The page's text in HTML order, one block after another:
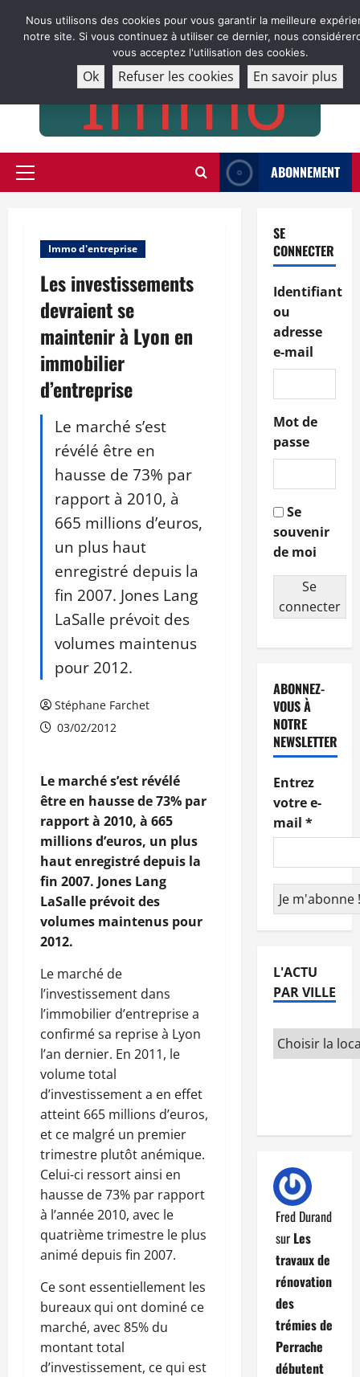
Menu
ABONNEMENT
Immo d'entreprise
Les investissements
devraient se
maintenir à Lyon en
immobilier
d’entreprise
Le marché s’est
révélé être en
hausse de 73% par
rapport à 2010, à
665 millions d’euros,
un plus haut
enregistré depuis la
fin 2007. Jones Lang
LaSalle prévoit des
volumes maintenus
pour 2012.
Stéphane Farchet
03/02/2012
Le marché s’est révélé
être en hausse de 73% par
rapport à 2010, à 665
millions d’euros, un plus
haut enregistré depuis la
fin 2007. Jones Lang
LaSalle prévoit des
volumes maintenus pour
2012.
Le marché de
l’investissement dans
l’immobilier d’entreprise a
confirmé sa reprise à Lyon
l’an dernier. En 2011, le
volume total
d’investissement a en effet
atteint 665 millions d’euros,
et ce malgré un premier
trimestre plutôt anémique.
Celui-ci ressort ainsi en
hausse de 73% par rapport
à l’année 2010, avec le
quatrième trimestre le plus
animé depuis fin 2007.
Ce sont essentiellement les
bureaux qui ont dominé ce
marché, avec 85% du
montant total
d’investissement, ce qui est
SE
CONNECTER
Identifiant
ou
adresse
e-mail
Mot de
passe
Se
souvenir
de moi
Se
connecter
ABONNEZ-
VOUS À
NOTRE
NEWSLETTER
Entrez
votre e-
mail *
L'ACTU
PAR VILLE
Fred Durand
sur Les
travaux de
rénovation
des
trémies de
Perrache
débutent
Nous utilisons des cookies pour vous garantir la meilleure
notre site. Si vous continuez à utiliser ce dernier, nous
vous acceptez l'utilisation des cookies.
Ok Refuser les cookies En savoir plus